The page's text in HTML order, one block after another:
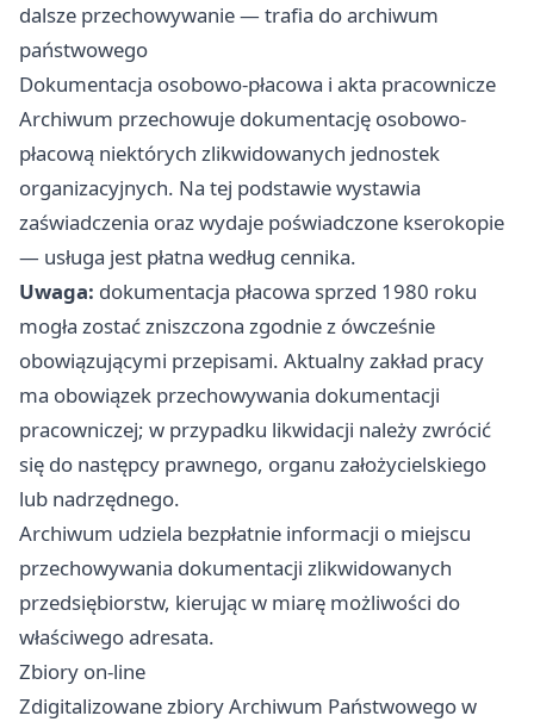
dalsze przechowywanie — trafia do archiwum
państwowego
Dokumentacja osobowo-płacowa i akta pracownicze
Archiwum przechowuje dokumentację osobowo-
płacową niektórych zlikwidowanych jednostek
organizacyjnych. Na tej podstawie wystawia
zaświadczenia oraz wydaje poświadczone kserokopie
— usługa jest płatna według cennika.
Uwaga: dokumentacja płacowa sprzed 1980 roku
mogła zostać zniszczona zgodnie z ówcześnie
obowiązującymi przepisami. Aktualny zakład pracy
ma obowiązek przechowywania dokumentacji
pracowniczej; w przypadku likwidacji należy zwrócić
się do następcy prawnego, organu założycielskiego
lub nadrzędnego.
Archiwum udziela bezpłatnie informacji o miejscu
przechowywania dokumentacji zlikwidowanych
przedsiębiorstw, kierując w miarę możliwości do
właściwego adresata.
Zbiory on-line
Zdigitalizowane zbiory Archiwum Państwowego w